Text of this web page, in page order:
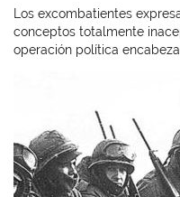
Los excombatientes
conceptos totalmente
operación política